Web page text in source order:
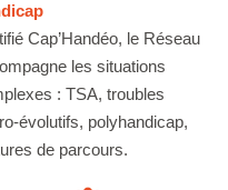
Cap’Handéo, le Réseau
les situations
: TSA, troubles
évolutifs, polyhandicap,
de parcours.